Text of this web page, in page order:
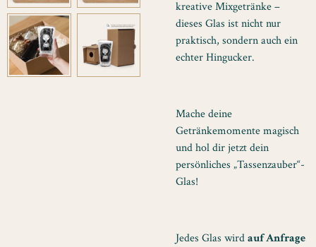
kreative Mixgetränke –
dieses Glas ist nicht nur
praktisch, sondern auch ein
echter Hingucker.
Mache deine
Getränkemomente magisch
und hol dir jetzt dein
persönliches „Tassenzauber“-
Glas!
Jedes Glas wirdauf Anfrage